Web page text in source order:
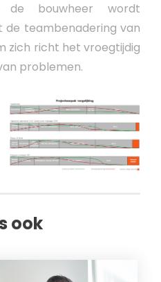
bouwheer wordt
de teambenadering van
zich richt het vroegtijdig
problemen.
ook